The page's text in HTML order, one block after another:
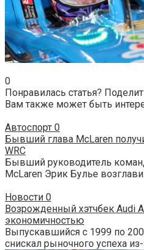
0
Понравилась статья?
Вам также может быть
Автоспорт 0
Бывший глава McLaren
WRC
Бывший руководитель
McLaren Эрик Булье
Новости 0
Возрожденный хэтчбек Audi
экономичностью
Выпускавшийся с 1999 по
снискал рыночного успеха